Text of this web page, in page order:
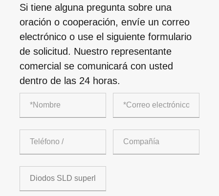
Si tiene alguna pregunta sobre una
oración o cooperación, envíe un correo
electrónico o use el siguiente formulario
de solicitud. Nuestro representante
comercial se comunicará con usted
dentro de las 24 horas.